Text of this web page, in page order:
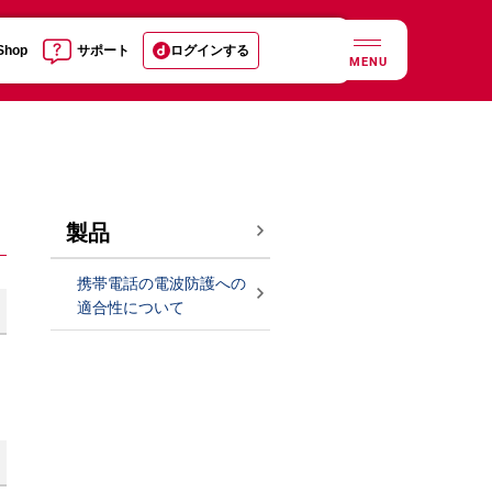
サポート ログインする
MENU
製品
携帯電話の電波防護への
適合性について